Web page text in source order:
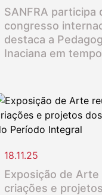
SANFRA participa
congresso
destaca a
Inaciana em
18.11.25
Exposição de Arte
criações e